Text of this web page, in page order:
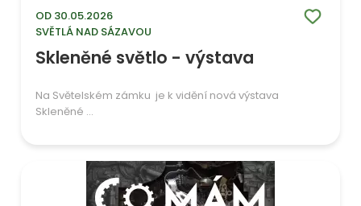
OD 30.05.2026
SVĚTLÁ NAD SÁZAVOU
Skleněné světlo - výstava
Na Světelském zámku je k vidění nová výstava
Skleněné ...